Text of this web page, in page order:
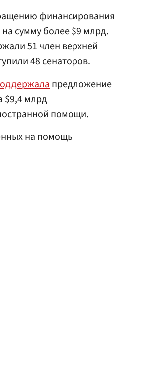
финансирования
сумму более $9 млрд.
51 член верхней
48 сенаторов.
предложение
$9,4 млрд
помощи.
на помощь